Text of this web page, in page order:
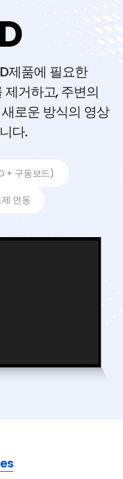
제품에 필요한
거하고, 주변의
로운 방식의 영상
다.
+ 구동보드)
연동